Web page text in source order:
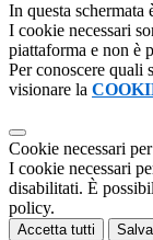
In questa schermata
I cookie necessari
piattaforma e non è
Per conoscere quali
visionare la
Cookie necessari
I cookie necessari
disabilitati. È
policy.
Accetta tutti